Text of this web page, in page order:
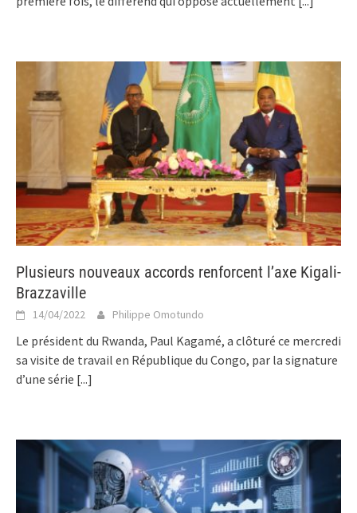
Plusieurs nouveaux accords renforcent l’axe Kigali-
Brazzaville
14/04/2022 Philippe Omotundo
Le président du Rwanda, Paul Kagamé, a clôturé ce mercredi
sa visite de travail en République du Congo, par la signature
d’une série [...]